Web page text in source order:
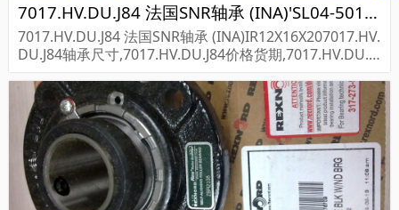
7017.HV.DU.J84 法国SNR轴承 (INA)'SL04-5015 PP
7017.HV.DU.J84 法国SNR轴承 (INA)IR12X16X207017.HV.
DU.J84轴承尺寸,7017.HV.DU.J84价格货期,7017.HV.DU.J8